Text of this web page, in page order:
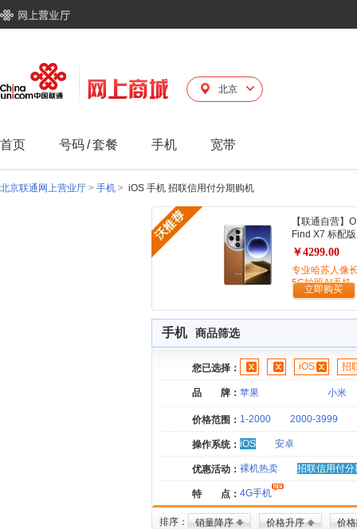
北京
首页 号码/套餐 手机 宽带
北京联通网上营业厅 > 手机 > iOS 手机 招联信用付分期购机
【联通自营】
Find X7 标配版
￥4299.00
专业哈苏人像
5G拍照AI手机
立即购买
手机 商品筛选
您已选择： iOS 招
品 牌： 苹果 小米
价格范围： 1-2000 2000-3999
操作系统： iOS 安卓
优惠活动： 裸机热卖 招联信用付分
特 点： 4G手机
排序： 销量降序 价格升序 价